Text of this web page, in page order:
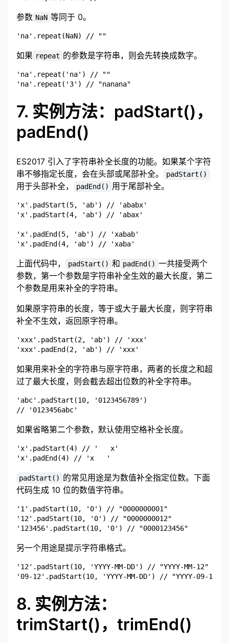
参数 NaN 等同于 0。
如果 repeat 的参数是字符串，则会先转换成数字。
'na'.repeat('na') // ""
7. 实例方法：padStart()，
padEnd()
ES2017 引入了字符串补全长度的功能。如果某个字符
串不够指定长度，会在头部或尾部补全。
padStart()
用于头部补全， padEnd() 用于尾部补全。
'x'.padStart(5, 'ab') // 'ababx'
'x'.padStart(4, 'ab') // 'abax'
'x'.padEnd(5, 'ab') // 'xabab'
上面代码中， padStart() 和 padEnd() 一共接受两个
参数，第一个参数是字符串补全生效的最大长度，第二
个参数是用来补全的字符串。
如果原字符串的长度，等于或大于最大长度，则字符串
补全不生效，返回原字符串。
'xxx'.padStart(2, 'ab') // 'xxx'
如果用来补全的字符串与原字符串，两者的长度之和超
过了最大长度，则会截去超出位数的补全字符串。
'abc'.padStart(10, '0123456789')
如果省略第二个参数，默认使用空格补全长度。
'x'.padStart(4) // '   x'
padStart() 的常见用途是为数值补全指定位数。下面
代码生成 10 位的数值字符串。
'1'.padStart(10, '0') // "0000000001"
'12'.padStart(10, '0') // "0000000012"
另一个用途是提示字符串格式。
'12'.padStart(10, 'YYYY-MM-DD') // "YYYY-MM-12"
8. 实例方法：
trimStart()，trimEnd()